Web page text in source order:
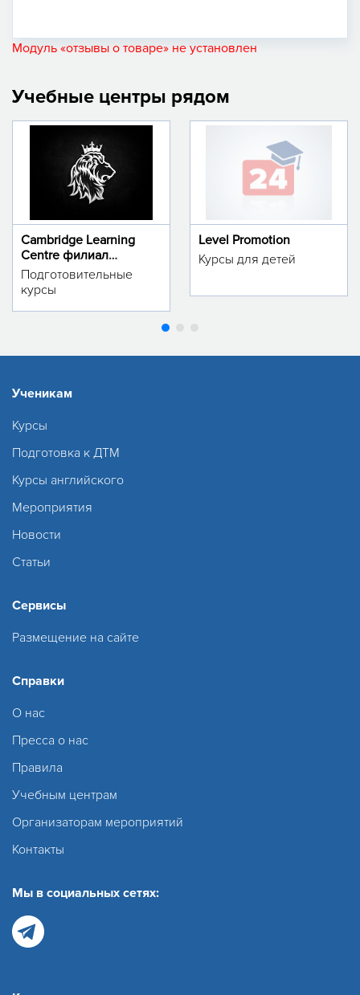
Модуль «отзывы о товаре» не установлен
Учебные центры рядом
Cambridge Learning
Centre филиал
м.Тинчлик
Подготовительные
курсы
Level Promotion
Курсы для детей
Ученикам
Курсы
Подготовка к ДТМ
Курсы английского
Мероприятия
Новости
Статьи
Сервисы
Размещение на сайте
Справки
О нас
Пресса о нас
Правила
Учебным центрам
Организаторам мероприятий
Контакты
Мы в социальных сетях: